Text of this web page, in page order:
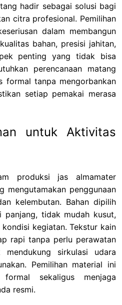
hadir sebagai solusi bagi
citra profesional. Pemilihan
dalam membangun
bahan, presisi jahitan,
penting yang tidak bisa
perencanaan matang
formal tanpa mengorbankan
setiap pemakai merasa
untuk Aktivitas
produksi jas almamater
mengutamakan penggunaan
kelembutan. Bahan dipilih
panjang, tidak mudah kusut,
kegiatan. Tekstur kain
rapi tanpa perlu perawatan
sirkulasi udara
Pemilihan material ini
sekaligus menjaga
resmi.